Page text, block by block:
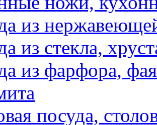
из
из стекла,
из фарфора,
посуда,